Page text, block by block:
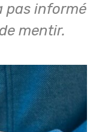
pas informé
mentir.